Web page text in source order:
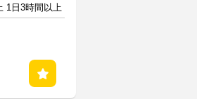
1日3時間以上